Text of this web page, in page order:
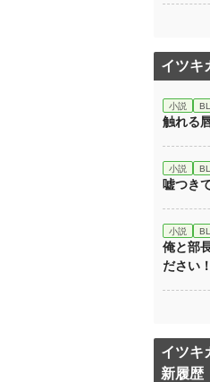
イツキ
小説 BL
触れる
小説 BL
嘘つき
小説 BL
俺と部
ださい！
イツキ
新履歴